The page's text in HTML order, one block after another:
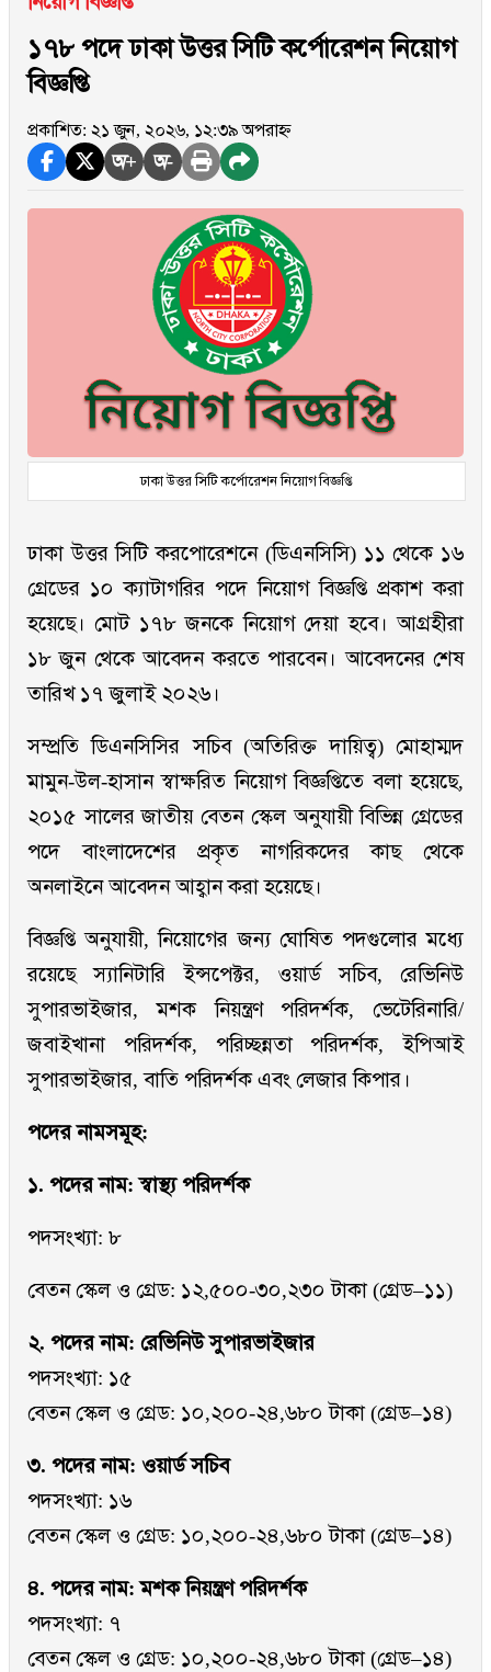
১৭৮ পদে ঢাকা উত্তর সিটি কর্পোরেশন নিয়োগ
বিজ্ঞপ্তি
প্রকাশিত: ২১ জুন, ২০২৬, ১২:৩৯ অপরাহ্ন
অ+ অ-
ঢাকা উত্তর সিটি কর্পোরেশন নিয়োগ বিজ্ঞপ্তি
ঢাকা উত্তর সিটি করপোরেশনে (ডিএনসিসি) ১১ থেকে ১৬
গ্রেডের ১০ ক্যাটাগরির পদে নিয়োগ বিজ্ঞপ্তি প্রকাশ করা
হয়েছে। মোট ১৭৮ জনকে নিয়োগ দেয়া হবে। আগ্রহীরা
১৮ জুন থেকে আবেদন করতে পারবেন। আবেদনের শেষ
তারিখ ১৭ জুলাই ২০২৬।
সম্প্রতি ডিএনসিসির সচিব (অতিরিক্ত দায়িত্ব) মোহাম্মদ
মামুন-উল-হাসান স্বাক্ষরিত নিয়োগ বিজ্ঞপ্তিতে বলা হয়েছে,
২০১৫ সালের জাতীয় বেতন স্কেল অনুযায়ী বিভিন্ন গ্রেডের
পদে বাংলাদেশের প্রকৃত নাগরিকদের কাছ থেকে
অনলাইনে আবেদন আহ্বান করা হয়েছে।
বিজ্ঞপ্তি অনুযায়ী, নিয়োগের জন্য ঘোষিত পদগুলোর মধ্যে
রয়েছে স্যানিটারি ইন্সপেক্টর, ওয়ার্ড সচিব, রেভিনিউ
সুপারভাইজার, মশক নিয়ন্ত্রণ পরিদর্শক, ভেটেরিনারি/
জবাইখানা পরিদর্শক, পরিচ্ছন্নতা পরিদর্শক, ইপিআই
সুপারভাইজার, বাতি পরিদর্শক এবং লেজার কিপার।
পদের নামসমূহ:
১. পদের নাম: স্বাস্থ্য পরিদর্শক
পদসংখ্যা: ৮
বেতন স্কেল ও গ্রেড: ১২,৫০০-৩০,২৩০ টাকা (গ্রেড–১১)
২. পদের নাম: রেভিনিউ সুপারভাইজার
পদসংখ্যা: ১৫
বেতন স্কেল ও গ্রেড: ১০,২০০-২৪,৬৮০ টাকা (গ্রেড–১৪)
৩. পদের নাম: ওয়ার্ড সচিব
পদসংখ্যা: ১৬
বেতন স্কেল ও গ্রেড: ১০,২০০-২৪,৬৮০ টাকা (গ্রেড–১৪)
৪. পদের নাম: মশক নিয়ন্ত্রণ পরিদর্শক
পদসংখ্যা: ৭
বেতন স্কেল ও গ্রেড: ১০,২০০-২৪,৬৮০ টাকা (গ্রেড–১৪)